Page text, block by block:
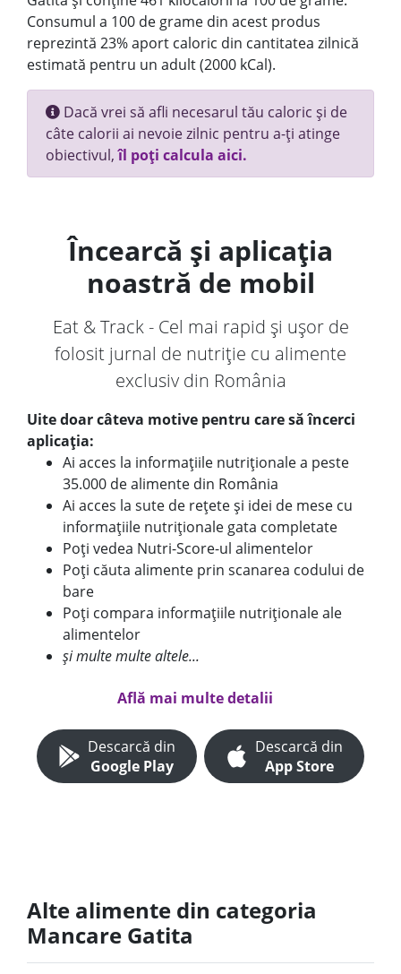
Consumul a 100 de grame din acest produs
reprezintă 23% aport caloric din cantitatea zilnică
estimată pentru un adult (2000 kCal).
Dacă vrei să afli necesarul tău caloric și de
câte calorii ai nevoie zilnic pentru a-ți atinge
obiectivul,îl poți calcula aici.
Încearcă și aplicația
noastră de mobil
Eat & Track - Cel mai rapid și ușor de
folosit jurnal de nutriție cu alimente
exclusiv din România
Uite doar câteva motive pentru care să încerci
aplicația:
Ai acces la informațiile nutriționale a peste
35.000 de alimente din România
Ai acces la sute de rețete și idei de mese cu
informațiile nutriționale gata completate
Poți vedea Nutri-Score-ul alimentelor
Poți căuta alimente prin scanarea codului de
bare
Poți compara informațiile nutriționale ale
alimentelor
și multe multe altele...
Află mai multe detalii
Descarcă din
Google Play
Descarcă din
App Store
Alte alimente din categoria
Mancare Gatita